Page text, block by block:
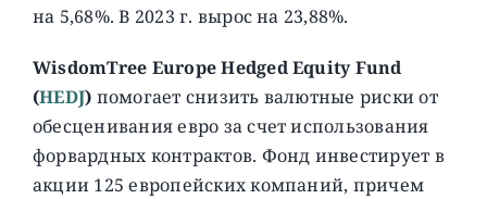
на 5,68%. В 2023 г. вырос на 23,88%.
WisdomTree Europe Hedged Equity Fund
(HEDJ) помогает снизить валютные риски от
обесценивания евро за счет использования
форвардных контрактов. Фонд инвестирует в
акции 125 европейских компаний, причем